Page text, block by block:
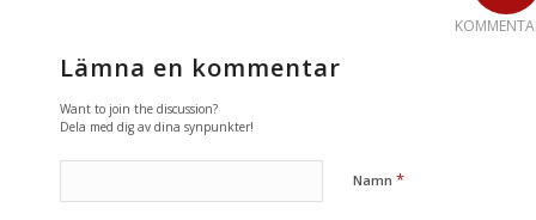
Lämna en kommentar
Want to join the discussion?
Dela med dig av dina synpunkter!
Namn *